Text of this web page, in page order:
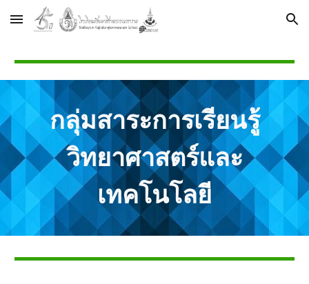
Skip to main content Skip to navigation
กลุ่มสาระการเรียนรู้
วิทยาศาสตร์และ
เทคโนโลยี